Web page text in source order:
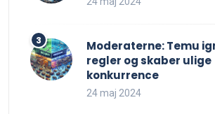
Moderaterne: Temu
regler og skaber ulige
konkurrence
24 maj 2024